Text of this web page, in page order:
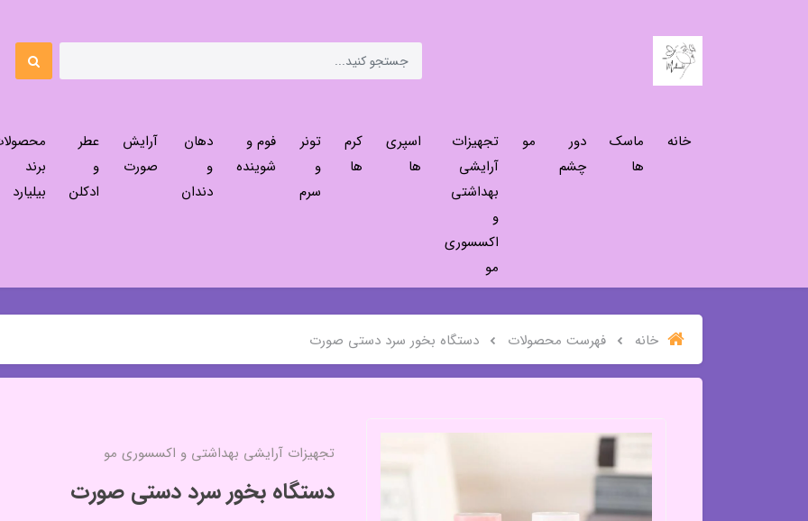
خانه
ماسک
ها
دور
چشم
مو
تجهیزات
آرایشی
بهداشتی
و
اکسسوری
مو
اسپری
ها
کرم
ها
تونر
و
سرم
فوم و
شوینده
دهان
و
دندان
آرایش
صورت
عطر
و
ادکلن
برند
بیلیارد
خانه فهرست محصولات دستگاه بخور سرد دستی صورت
تجهیزات آرایشی بهداشتی و اکسسوری مو
دستگاه بخور سرد دستی صورت